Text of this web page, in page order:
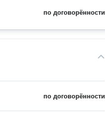
по договорённости
по договорённости